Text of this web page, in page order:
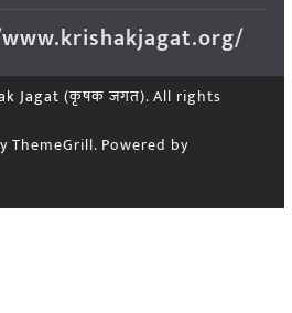
Jagat (कृषक जगत). All rights
ThemeGrill. Powered by